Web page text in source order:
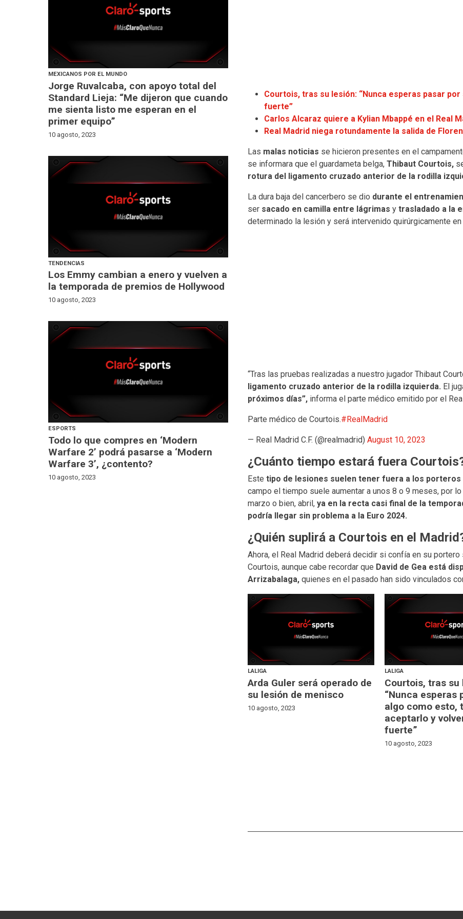
MEXICANOS POR EL MUNDO
Jorge Ruvalcaba, con apoyo total del
Standard Lieja: “Me dijeron que cuando
me sienta listo me esperan en el
primer equipo”
10 agosto, 2023
TENDENCIAS
Los Emmy cambian a enero y vuelven a
la temporada de premios de Hollywood
10 agosto, 2023
ESPORTS
Todo lo que compres en ‘Modern
Warfare 2’ podrá pasarse a ‘Modern
Warfare 3’, ¿contento?
10 agosto, 2023
Courtois, tras su lesión: “Nunca esperas pasar
fuerte”
Carlos Alcaraz quiere a Kylian Mbappé en el Real
Real Madrid niega rotundamente la salida de
Las malas noticias se hicieron presentes en el
se informara que el guardameta belga, Thibaut Courtois,
rotura del ligamento cruzado anterior de la rodilla
La dura baja del cancerbero se dio durante el
ser sacado en camilla entre lágrimas y trasladado a la
determinado la lesión y será intervenido quirúrgicamente
“Tras las pruebas realizadas a nuestro jugador Thibaut
ligamento cruzado anterior de la rodilla izquierda. El
próximos días”,informa el parte médico emitido por el
Parte médico de Courtois.#RealMadrid
— Real Madrid C.F. (@realmadrid) August 10, 2023
¿Cuánto tiempo estará fuera
Este tipo de lesiones suelen tener fuera a los porteros
campo el tiempo suele aumentar a unos 8 o 9 meses, por
marzo o bien, abril, ya en la recta casi final de la
podría llegar sin problema a la Euro 2024.
¿Quién suplirá a Courtois en el
Ahora, el Real Madrid deberá decidir si confía en su portero
Courtois, aunque cabe recordar que David de Gea está
Arrizabalaga,quienes en el pasado han sido vinculados
LALIGA
Arda Guler será operado de
su lesión de menisco
10 agosto, 2023
LALIGA
Courtois, tras su
“Nunca esperas
algo como esto,
aceptarlo y
fuerte”
10 agosto, 2023